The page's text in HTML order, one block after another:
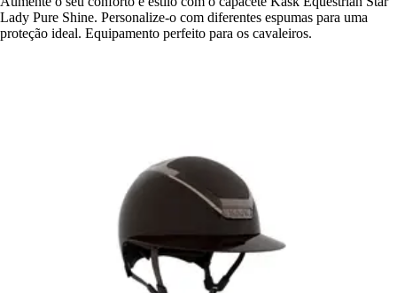
Lady Pure Shine. Personalize-o com diferentes espumas para uma
proteção ideal. Equipamento perfeito para os cavaleiros.